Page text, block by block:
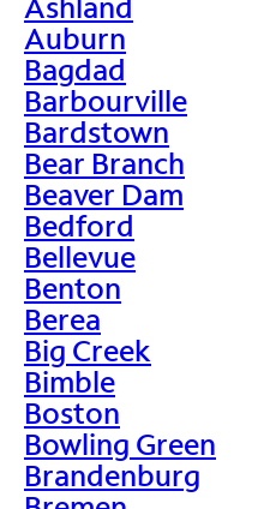
Auburn
Bagdad
Barbourville
Bardstown
Bear Branch
Beaver Dam
Bedford
Bellevue
Benton
Berea
Big Creek
Bimble
Boston
Bowling Green
Brandenburg